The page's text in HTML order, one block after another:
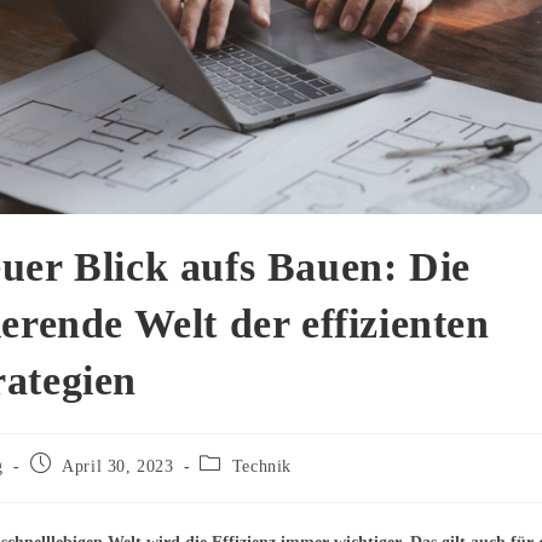
Blick aufs Bauen: Die
Welt der effizienten
BeitragApril 30, 2023
Beitrags-
Technik